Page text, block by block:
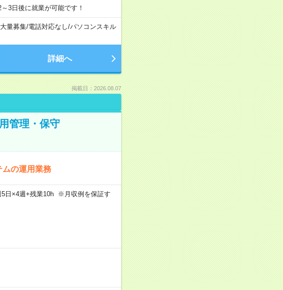
3日後に就業が可能です！
量募集/電話対応なし/パソコンスキル
詳細へ
掲載日：2026.08.07
管理・保守
ムの運用業務
日×4週+残業10h ※月収例を保証す